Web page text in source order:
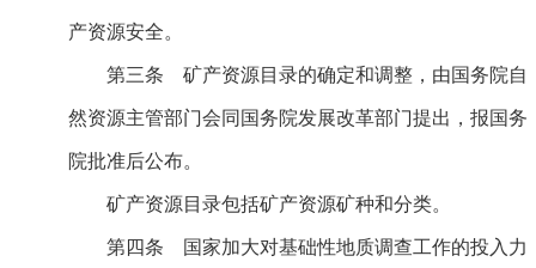
产资源安全。
第三条 矿产资源目录的确定和调整，由国务院自
然资源主管部门会同国务院发展改革部门提出，报国务
院批准后公布。
矿产资源目录包括矿产资源矿种和分类。
第四条 国家加大对基础性地质调查工作的投入力